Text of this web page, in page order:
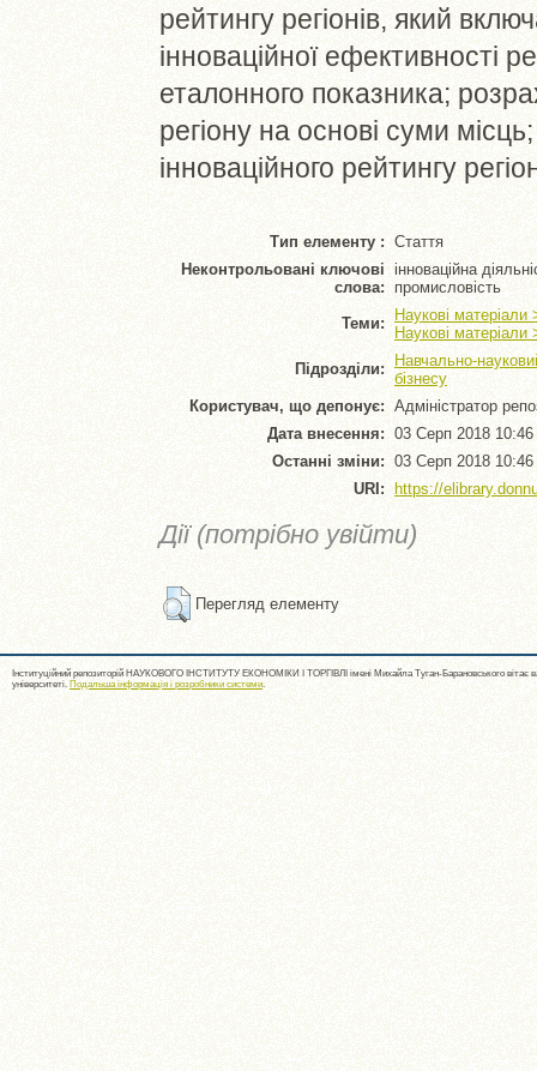
рейтингу регіонів, який
інноваційної ефективності
еталонного показника;
регіону на основі суми
інноваційного рейтингу
Тип елементу : Стаття
Неконтрольовані ключові
слова:
інноваційна
промисловість
Теми:
Наукові
Наукові
Підрозділи:
Навчально-
бізнесу
Користувач, що депонує: Адміністратор
Дата внесення: 03 Серп 2018 10:46
Останні зміни: 03 Серп 2018 10:46
URI:
https://
Дії (потрібно увійти)
Перегляд елементу
Інституційний репозиторій НАУКОВОГО ІНСТИТУТУ ЕКОНОМІКИ І ТОРГІВЛІ імені Михайла Туган-Барановського вітає
університеті. Подальша інформація і розробники системи